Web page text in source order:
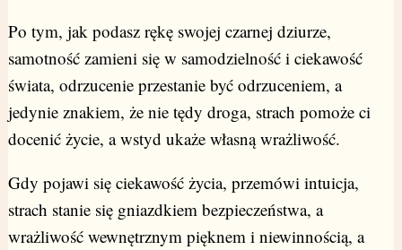
Po tym, jak podasz rękę swojej czarnej dziurze,
samotność zamieni się w samodzielność i ciekawość
świata, odrzucenie przestanie być odrzuceniem, a
jedynie znakiem, że nie tędy droga, strach pomoże ci
docenić życie, a wstyd ukaże własną wrażliwość.
Gdy pojawi się ciekawość życia, przemówi intuicja,
strach stanie się gniazdkiem bezpieczeństwa, a
wrażliwość wewnętrznym pięknem i niewinnością, a